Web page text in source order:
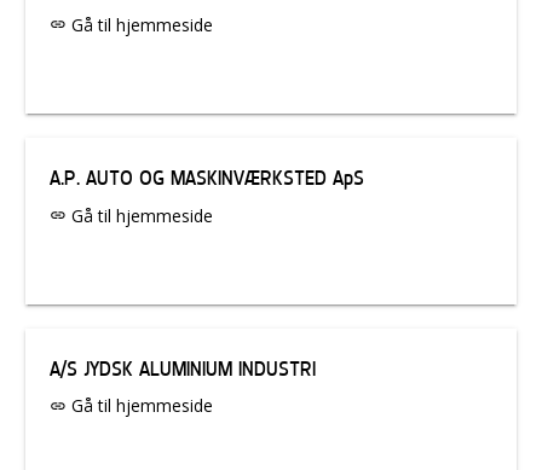
link Gå til hjemmeside
A.P. AUTO OG MASKINVÆRKSTED ApS
link Gå til hjemmeside
A/S JYDSK ALUMINIUM INDUSTRI
link Gå til hjemmeside